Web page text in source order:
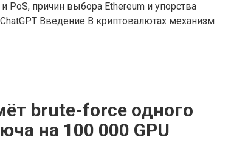
причин выбора Ethereum и упорства
Введение В криптовалютах механизм
brute-force одного
на 100 000 GPU